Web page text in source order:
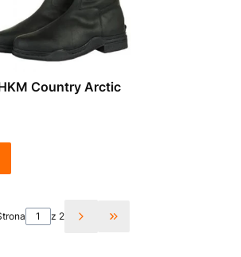
Country Arctic
z 2 Przejdź do ostatniej